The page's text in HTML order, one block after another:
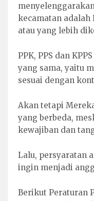
kecamatan adalah
atau yang lebih
PPK, PPS dan
yang sama, yaitu
sesuai dengan
Akan tetapi
yang berbeda,
kewajiban dan
Lalu, persyaratan
ingin menjadi
Berikut Peraturan